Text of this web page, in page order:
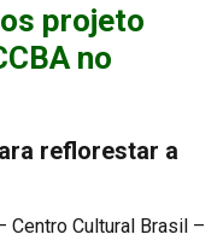
projeto
no
reflorestar a
Centro Cultural Brasil –